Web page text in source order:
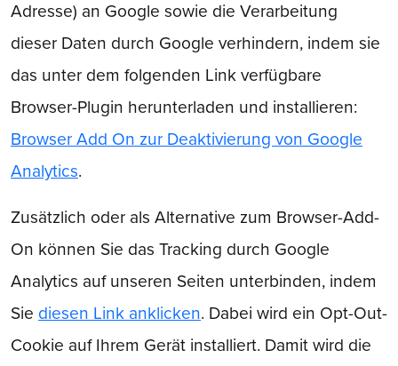
Adresse) an Google sowie die Verarbeitung
dieser Daten durch Google verhindern, indem sie
das unter dem folgenden Link verfügbare
Browser-Plugin herunterladen und installieren:
Browser Add On zur Deaktivierung von Google
Analytics.
Zusätzlich oder als Alternative zum Browser-Add-
On können Sie das Tracking durch Google
Analytics auf unseren Seiten unterbinden, indem
Sie diesen Link anklicken. Dabei wird ein Opt-Out-
Cookie auf Ihrem Gerät installiert. Damit wird die